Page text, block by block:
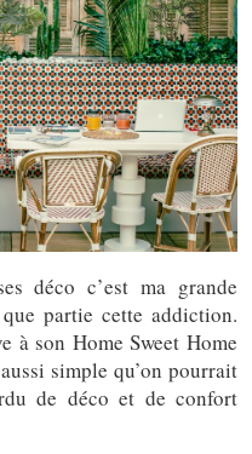
déco c’est ma grande
partie cette addiction.
à son Home Sweet Home
simple qu’on pourrait
de déco et de confort